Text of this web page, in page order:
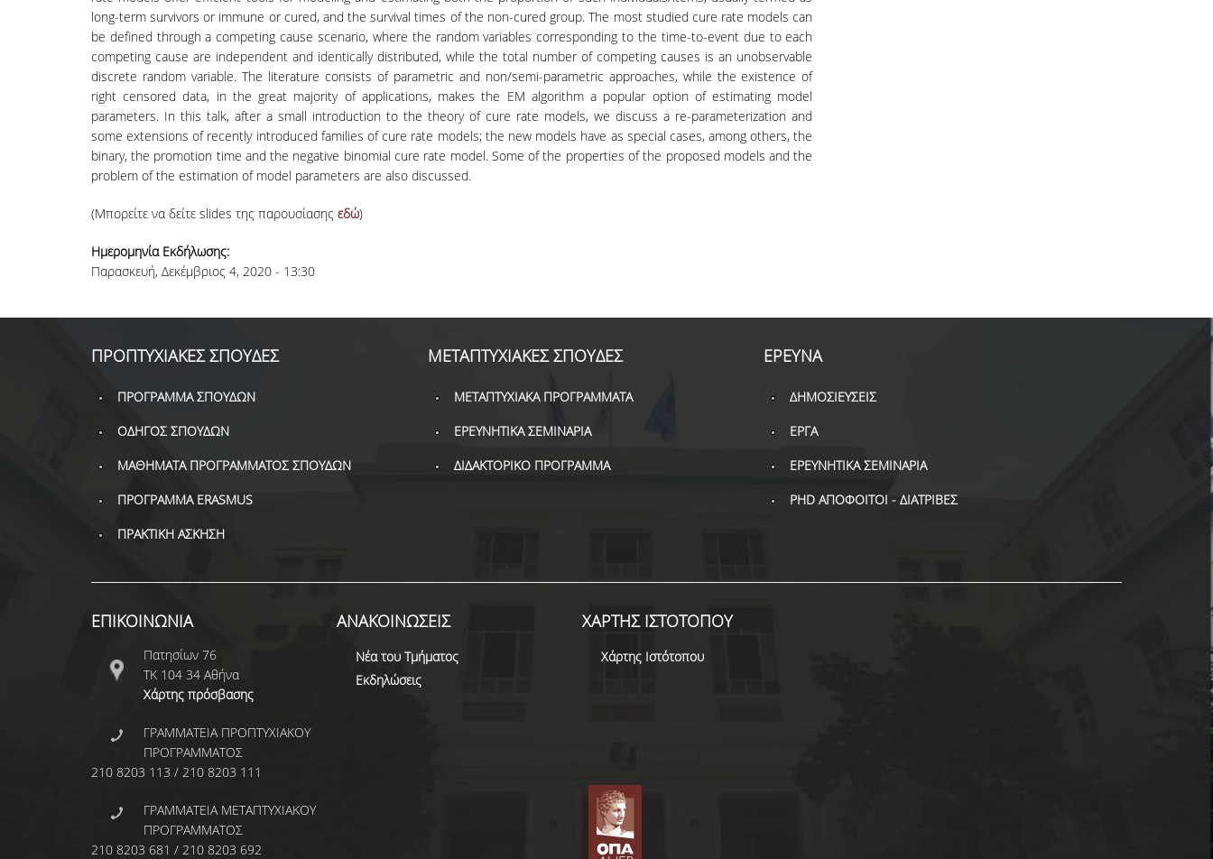
long-term survivors or immune or cured, and the survival times of the non-cured group. The most studied cure rate models can
be defined through a competing cause scenario, where the random variables corresponding to the time-to-event due to each
competing cause are independent and identically distributed, while the total number of competing causes is an unobservable
discrete random variable. The literature consists of parametric and non/semi-parametric approaches, while the existence of
right censored data, in the great majority of applications, makes the EM algorithm a popular option of estimating model
parameters. In this talk, after a small introduction to the theory of cure rate models, we discuss a re-parameterization and
some extensions of recently introduced families of cure rate models; the new models have as special cases, among others, the
binary, the promotion time and the negative binomial cure rate model. Some of the properties of the proposed models and the
problem of the estimation of model parameters are also discussed.
(Μπορείτε να δείτε slides της παρουσίασης εδώ)
Ημερομηνία Εκδήλωσης:
Παρασκευή, Δεκέμβριος 4, 2020 - 13:30
ΠΡΟΠΤΥΧΙΑΚΕΣ ΣΠΟΥΔΕΣ
ΠΡΟΓΡΑΜΜΑ ΣΠΟΥΔΩΝ
ΟΔΗΓΟΣ ΣΠΟΥΔΩΝ
ΜΑΘΗΜΑΤΑ ΠΡΟΓΡΑΜΜΑΤΟΣ ΣΠΟΥΔΩΝ
ΠΡΟΓΡΑΜΜΑ ERASMUS
ΠΡΑΚΤΙΚΗ ΑΣΚΗΣΗ
ΜΕΤΑΠΤΥΧΙΑΚΕΣ ΣΠΟΥΔΕΣ
ΜΕΤΑΠΤΥΧΙΑΚΑ ΠΡΟΓΡΑΜΜΑΤΑ
ΕΡΕΥΝΗΤΙΚΑ ΣΕΜΙΝΑΡΙΑ
ΔΙΔΑΚΤΟΡΙΚΟ ΠΡΟΓΡΑΜΜΑ
ΕΡΕΥΝΑ
ΔΗΜΟΣΙΕΥΣΕΙΣ
ΕΡΓΑ
ΕΡΕΥΝΗΤΙΚΑ ΣΕΜΙΝΑΡΙΑ
PHD ΑΠΟΦΟΙΤΟΙ - ΔΙΑΤΡΙΒΕΣ
ΕΠΙΚΟΙΝΩΝΙΑ
Πατησίων 76
ΤΚ 104 34 Αθήνα
Χάρτης πρόσβασης
ΓΡΑΜΜΑΤΕΙΑ ΠΡΟΠΤΥΧΙΑΚΟΥ
ΠΡΟΓΡΑΜΜΑΤΟΣ
210 8203 113 / 210 8203 111
ΓΡΑΜΜΑΤΕΙΑ ΜΕΤΑΠΤΥΧΙΑΚΟΥ
ΠΡΟΓΡΑΜΜΑΤΟΣ
210 8203 681 / 210 8203 692
ΑΝΑΚΟΙΝΩΣΕΙΣ
Νέα του Τμήματος
Εκδηλώσεις
ΧΑΡΤΗΣ ΙΣΤΟΤΟΠΟΥ
Χάρτης Ιστότοπου